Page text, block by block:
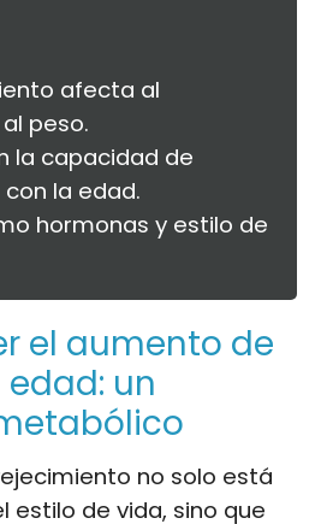
afecta al
peso.
la capacidad de
la edad.
hormonas y estilo de
el aumento de
un
no solo está
estilo de vida, sino que